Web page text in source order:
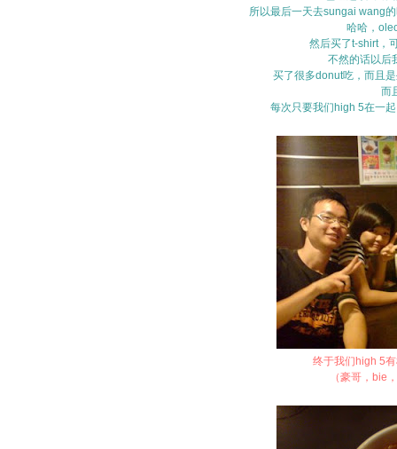
所以最后一天去sungai wang
哈哈，
然后买了t-shirt，
不然的话以后
买了很多donut吃，而且
而
每次只要我们high 5在一
终于我们high 5
（豪哥，bie